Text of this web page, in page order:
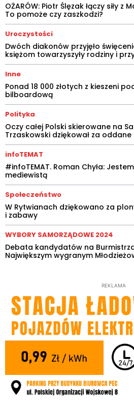
OŻARÓW: Piotr Ślęzak łączy siły z
To pomoże czy zaszkodzi?
Uroczystości
Dwóch diakonów przyjęło
księżom towarzyszyły rodziny i
Inne
Ponad 18 000 złotych z kieszeni
bilboardową
Polityka
Oczy całej Polski skierowane na
Trzaskowski dziękował za oddane
infoTEMAT
#infoTEMAT. Roman Chyła:
mediewistą
Społeczeństwo
W Rytwianach dziękowano za
i zabawy
WYBORY SAMORZĄDOWE 2024
Debata kandydatów na
Największym wygranym
REKLAMA